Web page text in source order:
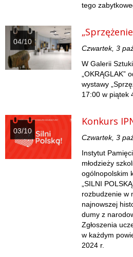
tego
04/10
Czwartek, 3
W Galerii
„OKRĄGLAK”
wystawy
17:00 w piątek
03/10
Konkurs
Czwartek, 3
Instytut
młodzieży
ogólnopolskim
„SILNI
rozbudzenie w
najnowszej
dumy z
Zgłoszenia
w każdym
2024 r.